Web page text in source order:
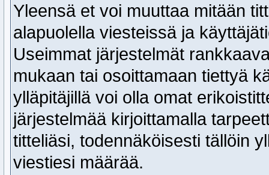
Yleensä et voi muuttaa mitään
alapuolella viesteissä ja
Useimmat järjestelmät
mukaan tai osoittamaan tiettyä
ylläpitäjillä voi olla omat
järjestelmää kirjoittamalla
titteliäsi, todennäköisesti tällöin
viestiesi määrää.